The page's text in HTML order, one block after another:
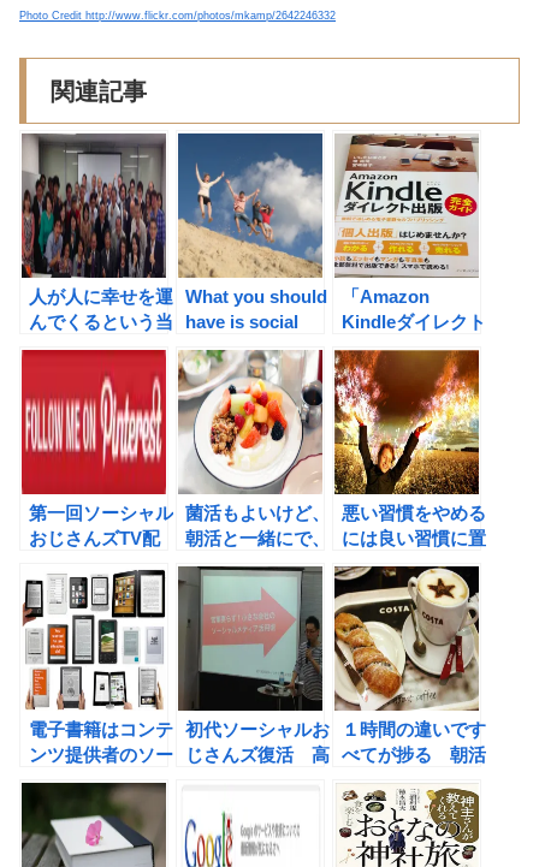
Photo Credit http://www.flickr.com/photos/mkamp/2642246332
関連記事
人が人に幸せを運
んでくるという当
たり前の法則に気
What you should
have is social
friends.もつべき
ものはソーシャル
友達。電 子書籍
１時間の差ですべ
てが捗る 朝活の
ススメも発売予定
「Amazon
Kindleダイレクト
出版 完全ガイ
ド」を読めば、電
子書籍の売り方が
よくわかる。
第一回ソーシャル
おじさんズTV配
菌活もよいけど、
朝活と一緒にで、
更に効果が期待で
きそうです。
悪い習慣をやめる
には良い習慣に置
き換えることがよ
いと思います。
電子書籍はコンテ
ンツ提供者のソー
シャルパワーが鍵
になるかもしれな
いという仮説。
初代ソーシャルお
じさんズ復活 高
リワイアリングの
凄さをお話しして
１時間の違いです
べてが捗る 朝活
のススメ